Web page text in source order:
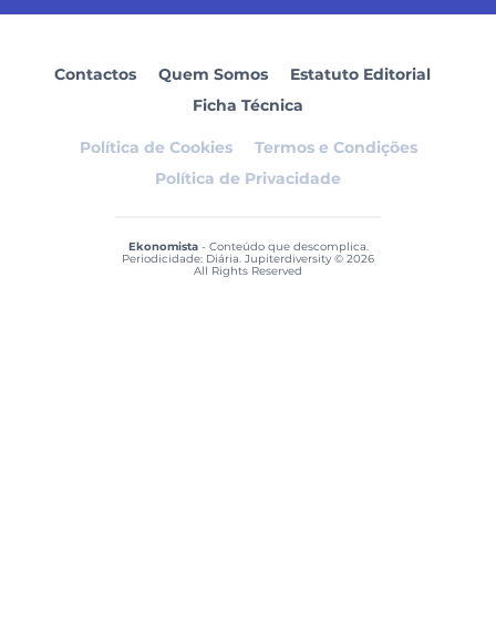
Contactos Quem Somos
Estatuto Editorial
Ficha Técnica
Política de Cookies
Termos e Condições
Política de Privacidade
Ekonomista- Conteúdo que descomplica.
Periodicidade: Diária. Jupiterdiversity © 2026
All Rights Reserved